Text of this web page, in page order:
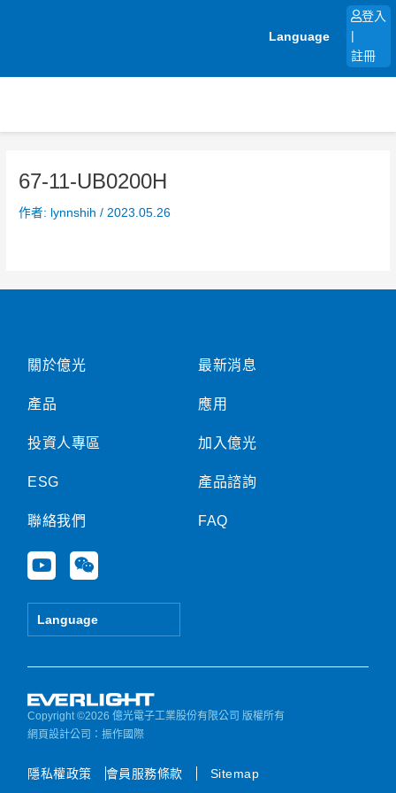
Language
登入
註冊
67-11-UB0200H
作者: lynnshih/ 2023.05.26
關於億光
產品
投資人專區
ESG
聯絡我們
Y
o
u
e
W
e
i
Language
最新消息
應用
加入億光
產品諮詢
FAQ
Copyright ©2026 億光電子工業股份有限公司 版權所有
網頁設計公司 ：振作國際
隱私權政策 會員服務條款 Sitemap